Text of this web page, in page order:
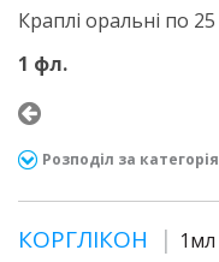
Краплі оральні по
1 фл.
Розподіл за
КОРГЛІКОН